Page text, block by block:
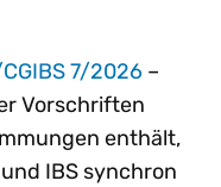
7/2026 –
Vorschriften
enthält,
IBS synchron